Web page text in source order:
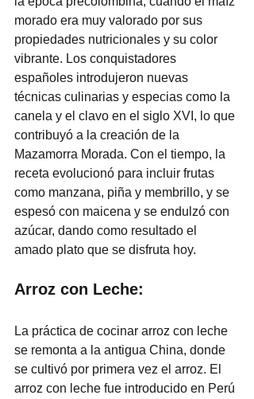
morado era muy valorado por sus
propiedades nutricionales y su color
vibrante. Los conquistadores
españoles introdujeron nuevas
técnicas culinarias y especias como la
canela y el clavo en el siglo XVI, lo que
contribuyó a la creación de la
Mazamorra Morada. Con el tiempo, la
receta evolucionó para incluir frutas
como manzana, piña y membrillo, y se
espesó con maicena y se endulzó con
azúcar, dando como resultado el
amado plato que se disfruta hoy.
Arroz con Leche:
La práctica de cocinar arroz con leche
se remonta a la antigua China, donde
se cultivó por primera vez el arroz. El
arroz con leche fue introducido en Perú